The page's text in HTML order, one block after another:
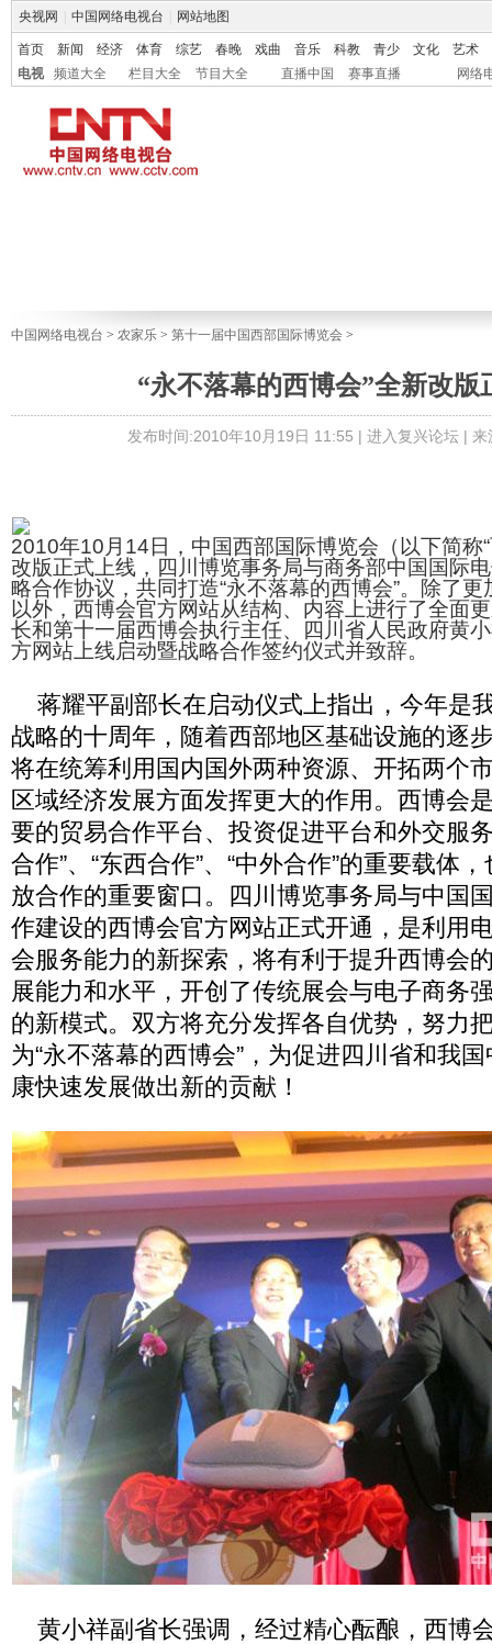
央视网 中国网络电视台 网站地图
首页 新闻 经济 体育 综艺 春晚 戏曲 音乐 科教 青少 文化
艺术
电视
频道大全 栏目大全 节目大全 直播中国 赛事直播 网络
中国网络电视台 > 农家乐 > 第十一届中国西部国际博览会 >
“永不落幕的西博会”全新改版
发布时间:2010年10月19日 11:55 | 进入复兴论坛| 来
2010年10月14日，中国西部国际博览会（以下简称
改版正式上线，四川博览事务局与商务部中国国际
略合作协议，共同打造“永不落幕的西博会”。除了
以外，西博会官方网站从结构、内容上进行了全面
长和第十一届西博会执行主任、四川省人民政府黄
方网站上线启动暨战略合作签约仪式并致辞。
蒋耀平副部长在启动仪式上指出，今年是
战略的十周年，随着西部地区基础设施的逐
将在统筹利用国内国外两种资源、开拓两个
区域经济发展方面发挥更大的作用。西博会
要的贸易合作平台、投资促进平台和外交服
合作”、“东西合作”、“中外合作”的重要载体
放合作的重要窗口。四川博览事务局与中国
作建设的西博会官方网站正式开通，是利用
会服务能力的新探索，将有利于提升西博会
展能力和水平，开创了传统展会与电子商务
的新模式。双方将充分发挥各自优势，努力
为“永不落幕的西博会”，为促进四川省和我
康快速发展做出新的贡献！
黄小祥副省长强调，经过精心酝酿，西博